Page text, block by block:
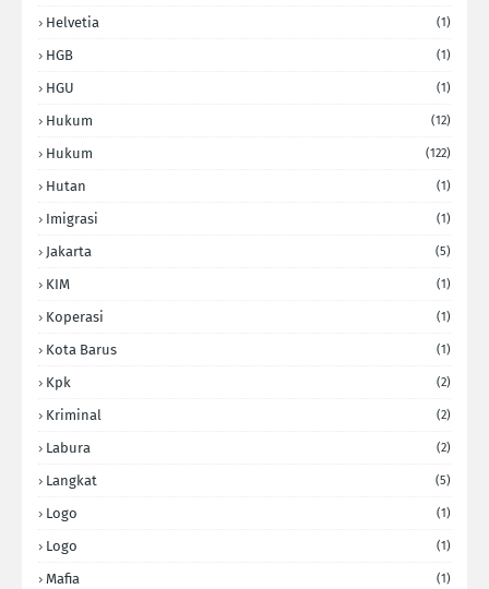
Helvetia (1)
HGB (1)
HGU (1)
Hukum (12)
Hukum (122)
Hutan (1)
Imigrasi (1)
Jakarta (5)
KIM (1)
Koperasi (1)
Kota Barus (1)
Kpk (2)
Kriminal (2)
Labura (2)
Langkat (5)
Logo (1)
Logo (1)
Mafia (1)